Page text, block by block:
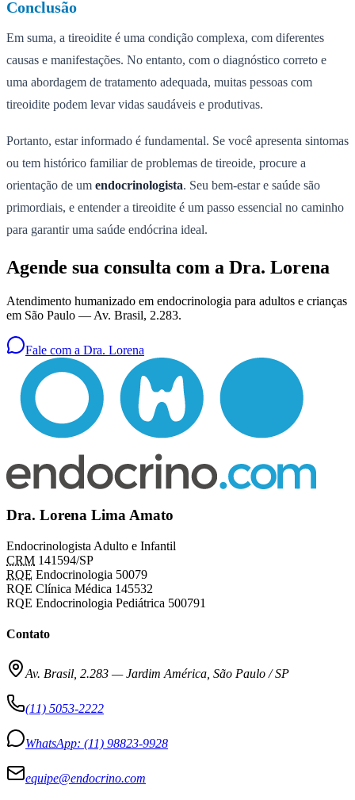
Conclusão
Em suma, a tireoidite é uma condição complexa, com diferentes
causas e manifestações. No entanto, com o diagnóstico correto e
uma abordagem de tratamento adequada, muitas pessoas com
tireoidite podem levar vidas saudáveis e produtivas.
Portanto, estar informado é fundamental. Se você apresenta sintomas
ou tem histórico familiar de problemas de tireoide, procure a
orientação de um endocrinologista. Seu bem-estar e saúde são
primordiais, e entender a tireoidite é um passo essencial no caminho
para garantir uma saúde endócrina ideal.
Agende sua consulta com a Dra. Lorena
Atendimento humanizado em endocrinologia para adultos e crianças
em São Paulo — Av. Brasil, 2.283.
Fale com a Dra. Lorena
Dra. Lorena Lima Amato
Endocrinologista Adulto e Infantil
CRM 141594/SP
RQE Endocrinologia 50079
RQE Clínica Médica 145532
RQE Endocrinologia Pediátrica 500791
Contato
Av. Brasil, 2.283 —Jardim América, São Paulo / SP
(11) 5053-2222
WhatsApp: (11) 98823-9928
equipe@endocrino.com